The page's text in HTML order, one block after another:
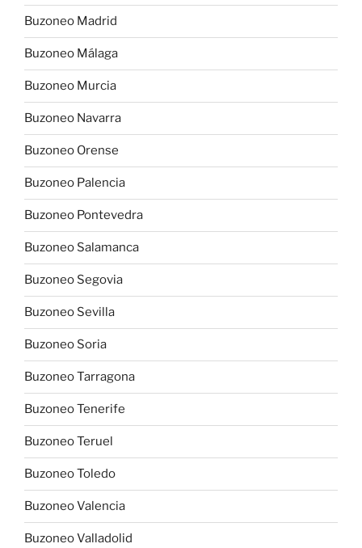
Buzoneo Madrid
Buzoneo Málaga
Buzoneo Murcia
Buzoneo Navarra
Buzoneo Orense
Buzoneo Palencia
Buzoneo Pontevedra
Buzoneo Salamanca
Buzoneo Segovia
Buzoneo Sevilla
Buzoneo Soria
Buzoneo Tarragona
Buzoneo Tenerife
Buzoneo Teruel
Buzoneo Toledo
Buzoneo Valencia
Buzoneo Valladolid